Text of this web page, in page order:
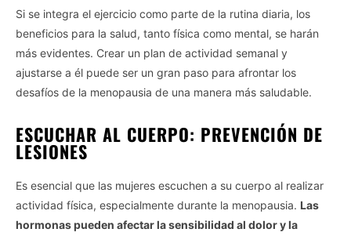
Si se integra el ejercicio como parte de la rutina diaria, los
beneficios para la salud, tanto física como mental, se harán
más evidentes. Crear un plan de actividad semanal y
ajustarse a él puede ser un gran paso para afrontar los
desafíos de la menopausia de una manera más saludable.
ESCUCHAR AL CUERPO: PREVENCIÓN DE
LESIONES
Es esencial que las mujeres escuchen a su cuerpo al realizar
actividad física, especialmente durante la menopausia. Las
hormonas pueden afectar la sensibilidad al dolor y la